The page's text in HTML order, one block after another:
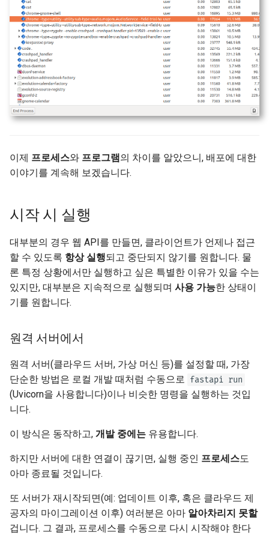
이제 프로세스와 프로그램의 차이를 알았으니, 배포에 대한
이야기를 계속해 보겠습니다.
시작 시 실행
대부분의 경우 웹 API를 만들면, 클라이언트가 언제나 접근
할 수 있도록 항상 실행되고 중단되지 않기를 원합니다. 물
론 특정 상황에서만 실행하고 싶은 특별한 이유가 있을 수는
있지만, 대부분은 지속적으로 실행되며 사용 가능한 상태이
기를 원합니다.
원격 서버에서
원격 서버(클라우드 서버, 가상 머신 등)를 설정할 때, 가장
단순한 방법은 로컬 개발 때처럼 수동으로 fastapi run
(Uvicorn을 사용합니다)이나 비슷한 명령을 실행하는 것입
니다.
이 방식은 동작하고, 개발 중에는 유용합니다.
하지만 서버에 대한 연결이 끊기면, 실행 중인 프로세스도
아마 종료될 것입니다.
또 서버가 재시작되면(예: 업데이트 이후, 혹은 클라우드 제
공자의 마이그레이션 이후) 여러분은 아마 알아차리지 못할
겁니다. 그 결과, 프로세스를 수동으로 다시 시작해야 한다